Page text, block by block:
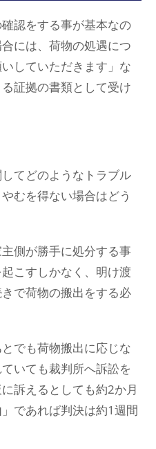
認をする事が基本なの
には、荷物の処遇につ
していただきます」な
証拠の書類として受け
てどのようなトラブル
むを得ない場合はどう
側が勝手に処分する事
こすしかなく、明け渡
で荷物の搬出をする必
でも荷物搬出に応じな
いても裁判所へ訴訟を
訴えるとしても約2か月
であれば判決は約1週間